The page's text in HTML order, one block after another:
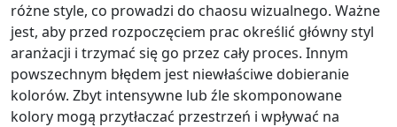
różne style, co prowadzi do chaosu wizualnego. Ważne
jest, aby przed rozpoczęciem prac określić główny styl
aranżacji i trzymać się go przez cały proces. Innym
powszechnym błędem jest niewłaściwe dobieranie
kolorów. Zbyt intensywne lub źle skomponowane
kolory mogą przytłaczać przestrzeń i wpływać na